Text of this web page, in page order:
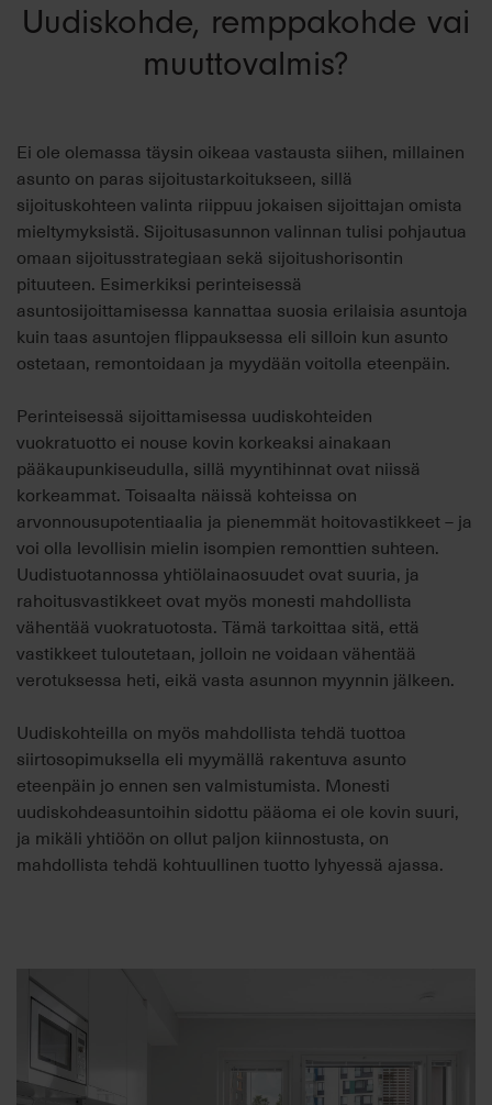
Uudiskohde, remppakohde vai
muuttovalmis?
Ei ole olemassa täysin oikeaa vastausta siihen, millainen
asunto on paras sijoitustarkoitukseen, sillä
sijoituskohteen valinta riippuu jokaisen sijoittajan omista
mieltymyksistä. Sijoitusasunnon valinnan tulisi pohjautua
omaan sijoitusstrategiaan sekä sijoitushorisontin
pituuteen. Esimerkiksi perinteisessä
asuntosijoittamisessa kannattaa suosia erilaisia asuntoja
kuin taas asuntojen flippauksessa eli silloin kun asunto
ostetaan, remontoidaan ja myydään voitolla eteenpäin.
Perinteisessä sijoittamisessa uudiskohteiden
vuokratuotto ei nouse kovin korkeaksi ainakaan
pääkaupunkiseudulla, sillä myyntihinnat ovat niissä
korkeammat. Toisaalta näissä kohteissa on
arvonnousupotentiaalia ja pienemmät hoitovastikkeet – ja
voi olla levollisin mielin isompien remonttien suhteen.
Uudistuotannossa yhtiölainaosuudet ovat suuria, ja
rahoitusvastikkeet ovat myös monesti mahdollista
vähentää vuokratuotosta. Tämä tarkoittaa sitä, että
vastikkeet tuloutetaan, jolloin ne voidaan vähentää
verotuksessa heti, eikä vasta asunnon myynnin jälkeen.
Uudiskohteilla on myös mahdollista tehdä tuottoa
siirtosopimuksella eli myymällä rakentuva asunto
eteenpäin jo ennen sen valmistumista. Monesti
uudiskohdeasuntoihin sidottu pääoma ei ole kovin suuri,
ja mikäli yhtiöön on ollut paljon kiinnostusta, on
mahdollista tehdä kohtuullinen tuotto lyhyessä ajassa.